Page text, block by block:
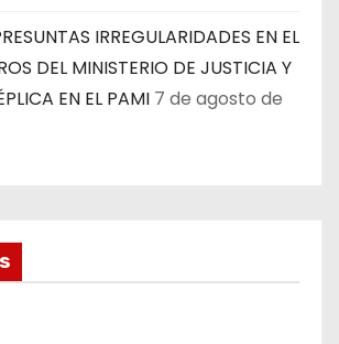
IRREGULARIDADES EN EL
DEL MINISTERIO DE JUSTICIA Y
EN EL PAMI 7 de agosto de